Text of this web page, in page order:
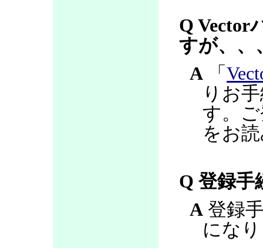
Q Vector
すが、、
A 「
りお
す。
をお
Q 登録手
A 登録
にな